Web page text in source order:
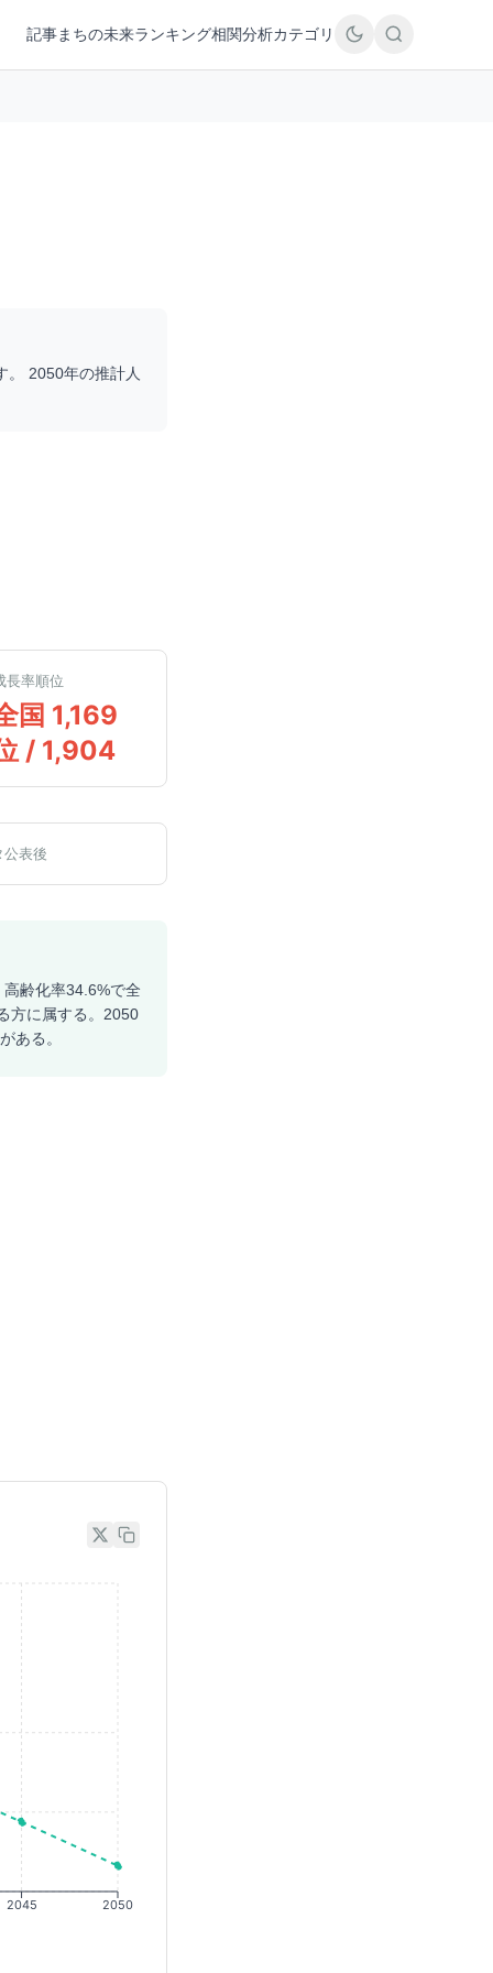
記事まちの未来ランキング相関分析カテゴリ
。 2050年の推計人
長率順位
国 1,169
/ 1,904
表後
齢化率34.6%で全
方に属する。2050
ある。
2045 2050